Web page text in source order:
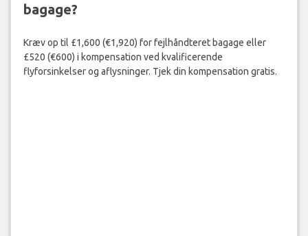
bagage?
Kræv op til £1,600 (€1,920) for fejlhåndteret bagage eller
£520 (€600) i kompensation ved kvalificerende
flyforsinkelser og aflysninger. Tjek din kompensation gratis.